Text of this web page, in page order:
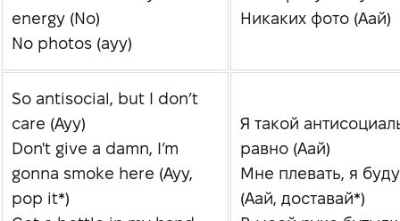
energy (No)
No photos (ayy)
Никаких фото (Аай)
So antisocial, but I don’t
care (Ayy)
Don't give a damn, I’m
gonna smoke here (Ayy,
pop it*)
Я такой
равно (Аай)
Мне плевать, я
(Аай, доставай*)